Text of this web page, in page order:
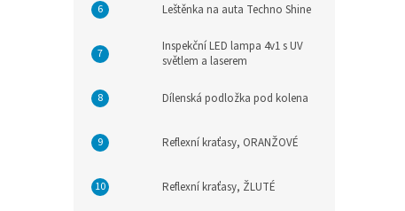
Leštěnka na auta Techno Shine
Inspekční LED lampa 4v1 s UV
světlem a laserem
Dílenská podložka pod kolena
Reflexní kraťasy, ORANŽOVÉ
Reflexní kraťasy, ŽLUTÉ